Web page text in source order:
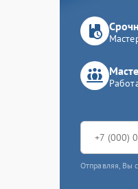
Отправляя, Вы